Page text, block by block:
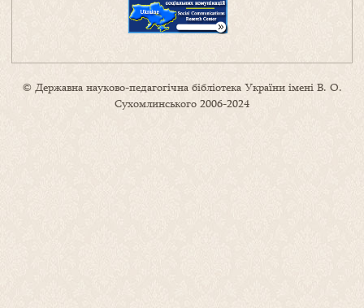
© Державна науково-педагогічна бібліотека України імені В. О.
Сухомлинського 2006-2024